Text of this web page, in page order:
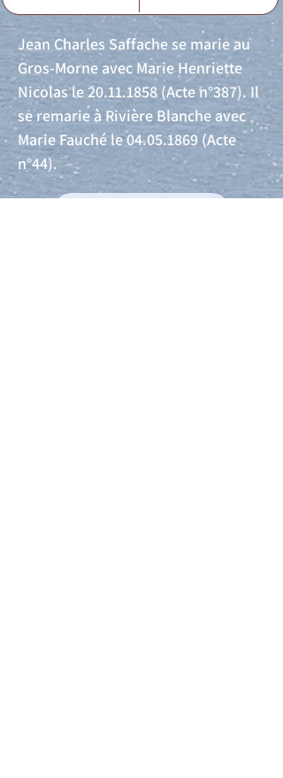
Jean Charles Saffache se marie au
Gros-Morne avec Marie Henriette
Nicolas le20.11.1858(Acte n°387). Il
se remarie à Rivière Blanche avec
Marie Fauché le04.05.1869(Acte
n°44).